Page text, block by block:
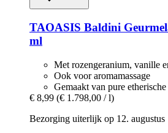
TAOASIS Baldini
ml
Met rozengeranium, vanille
Ook voor aromamassage
Gemaakt van pure
€ 8,99 (€ 1.798,00 / l)
Bezorging uiterlijk op 12. augustus